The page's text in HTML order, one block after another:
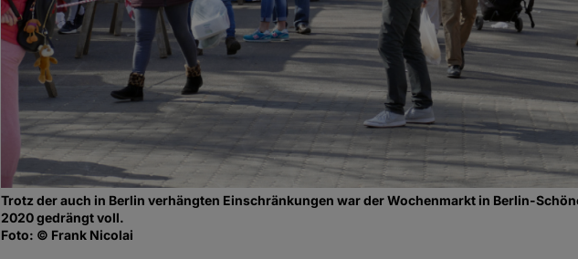
Trotz der auch in Berlin verhängten Einschränkungen war der Wochenmarkt in Berlin-
2020 gedrängt voll.
Foto: © Frank Nicolai